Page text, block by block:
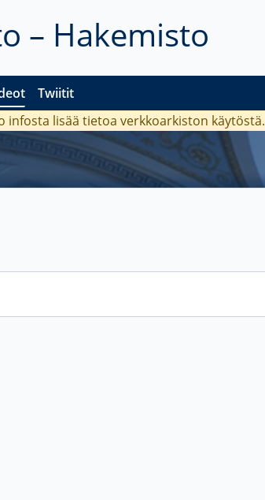
– Hakemisto
Twiitit
infosta lisää tietoa verkkoarkiston käytöstä.